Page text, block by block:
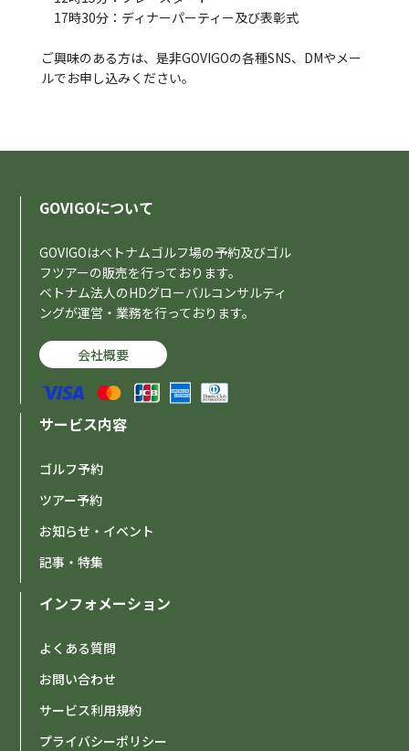
17時30分：ディナーパーティー及び表彰式
ご興味のある方は、是非GOVIGOの各種SNS、DMやメー
ルでお申し込みください。
GOVIGOについて
GOVIGOはベトナムゴルフ場の予約及びゴル
フツアーの販売を行っております。
ベトナム法人のHDグローバルコンサルティ
ングが運営・業務を行っております。
会社概要
サービス内容
ゴルフ予約
ツアー予約
お知らせ・イベント
記事・特集
インフォメーション
よくある質問
お問い合わせ
サービス利用規約
プライバシーポリシー